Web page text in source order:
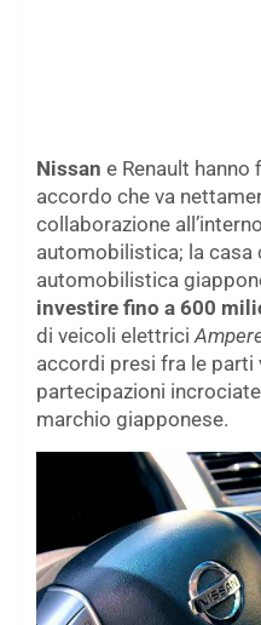
Nissan e Renault
accordo che va
collaborazione
automobilistica; la
automobilistica
investire fino a 600
di veicoli elettrici
accordi presi fra le parti
partecipazioni
marchio giapponese.